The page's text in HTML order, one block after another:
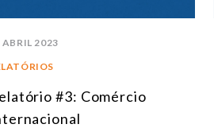
ABRIL 2023
#3: Comércio